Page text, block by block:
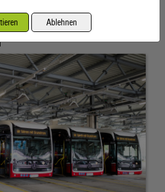
im EU-Vergleich zurück
Ablehnen